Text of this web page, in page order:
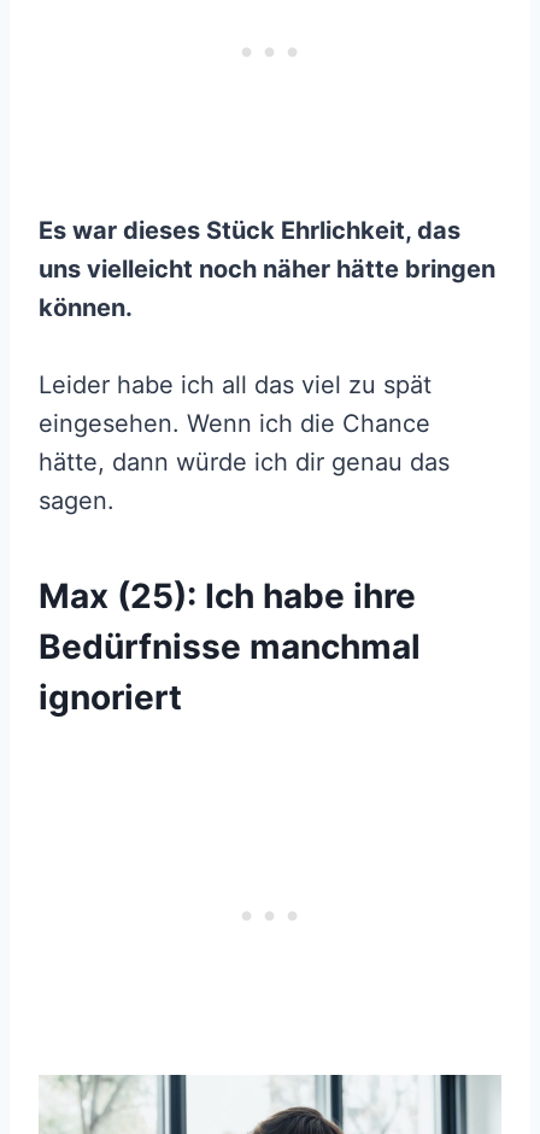
Es war dieses Stück Ehrlichkeit, das
uns vielleicht noch näher hätte bringen
können.
Leider habe ich all das viel zu spät
eingesehen. Wenn ich die Chance
hätte, dann würde ich dir genau das
sagen.
Max (25): Ich habe ihre
Bedürfnisse manchmal
ignoriert